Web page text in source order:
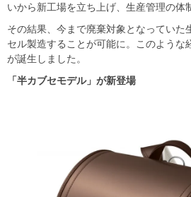
いから新工場を立ち上げ、生産管理の体
その結果、今まで廃棄対象となっていた
セル製造することが可能に。このような
が誕生しました。
「半カブセモデル」が新登場